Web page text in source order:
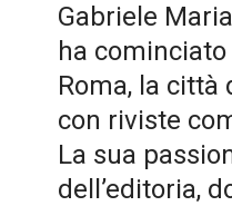
Gabriele
ha
Roma, la
con riviste
La sua
dell’editoria,